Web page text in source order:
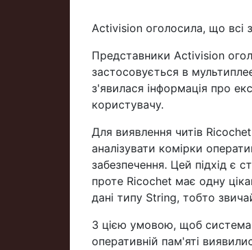
Activision оголосила, що всі
Представники Activision
застосовується в
з'явилася інформація про
користувачу.
Для виявлення читів
аналізувати комірки
забезпечення. Цей підхід є
проте Ricochet має одну
дані типу String, тобто
З цією умовою, щоб система
оперативній пам'яті